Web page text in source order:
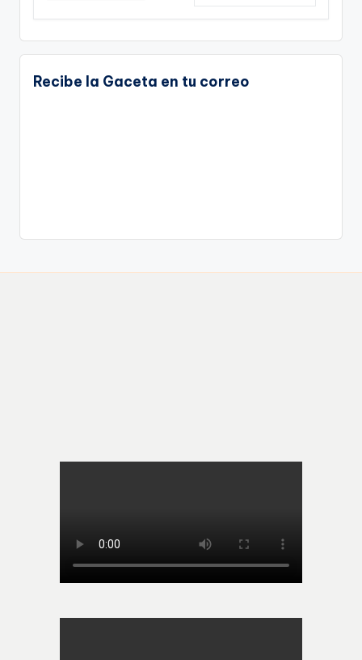
Recibe la Gaceta en tu correo